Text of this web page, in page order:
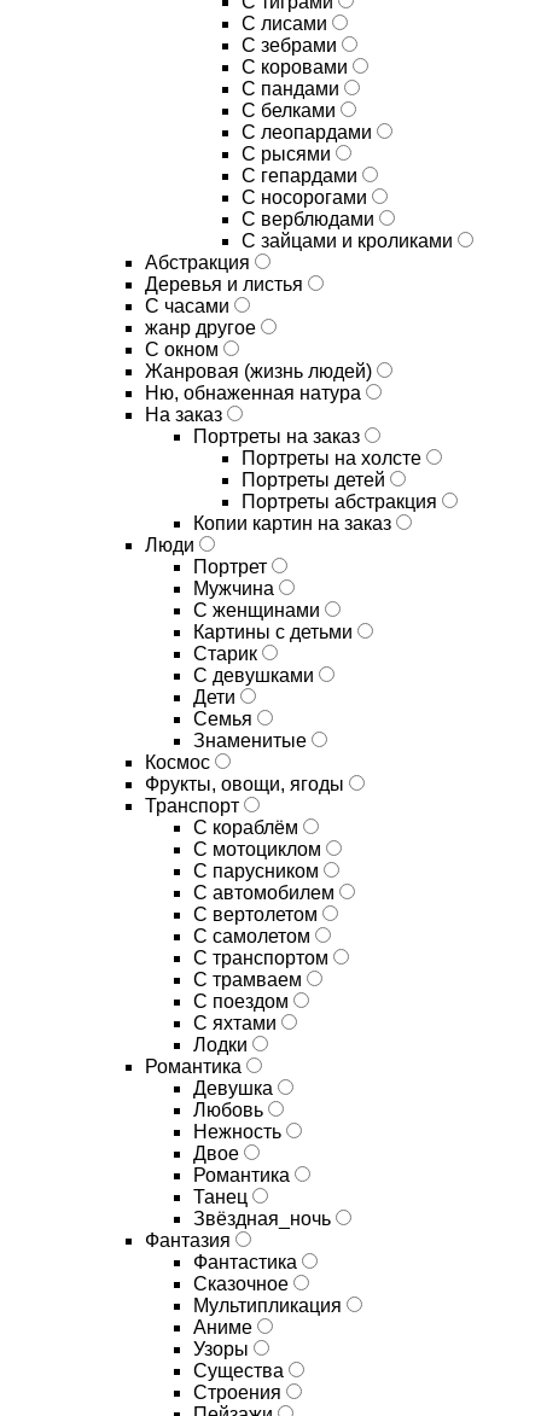
С лисами
С зебрами
С коровами
С пандами
С белками
С леопардами
С рысями
С гепардами
С носорогами
С верблюдами
С зайцами и кроликами
Абстракция
Деревья и листья
С часами
жанр другое
С окном
Жанровая (жизнь людей)
Ню, обнаженная натура
На заказ
Портреты на заказ
Портреты на холсте
Портреты детей
Портреты абстракция
Копии картин на заказ
Люди
Портрет
Мужчина
С женщинами
Картины с детьми
Старик
С девушками
Дети
Семья
Знаменитые
Космос
Фрукты, овощи, ягоды
Транспорт
С кораблём
С мотоциклом
С парусником
С автомобилем
С вертолетом
С самолетом
С транспортом
С трамваем
С поездом
С яхтами
Лодки
Романтика
Девушка
Любовь
Нежность
Двое
Романтика
Танец
Звёздная_ночь
Фантазия
Фантастика
Сказочное
Мультипликация
Аниме
Узоры
Существа
Строения